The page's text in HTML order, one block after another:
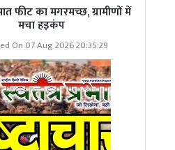
फीट का मगरमच्छ, ग्रामीणों में
मचा हड़कंप
On 07 Aug 2026 20:35:29